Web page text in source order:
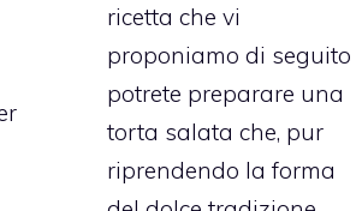
ricetta che vi
proponiamo di seguito
potrete preparare una
torta salata che, pur
riprendendo la forma